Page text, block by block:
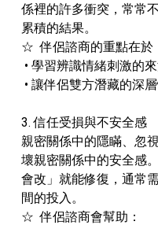
係裡的許多衝突，常常
累積的結果。
☆ 伴侶諮商的重點在於
• 學習辨識情緒刺激的
• 讓伴侶雙方潛藏的深
3. 信任受損與不安全感
親密關係中的隱瞞、忽
壞親密關係中的安全感
會改」就能修復，通常
間的投入。
☆ 伴侶諮商會幫助：